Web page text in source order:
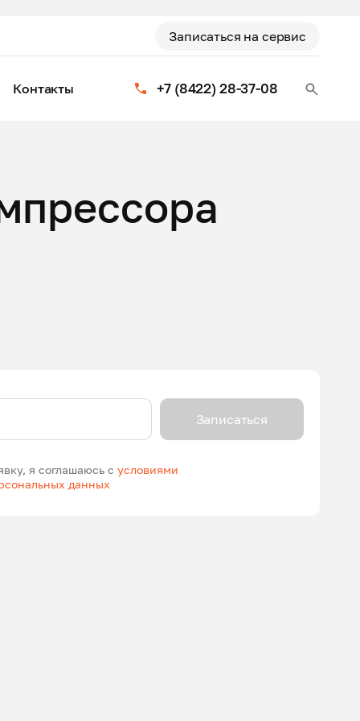
Записаться на сервис
+7 (8422) 28-37-08
Контакты
я соглашаюсь сусловиями
данных
Записаться